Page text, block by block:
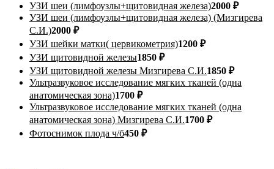
УЗИ шеи (лимфоузлы+щитовидная железа)2000 ₽
УЗИ шеи (лимфоузлы+щитовидная железа) (Мизгирева
С.И.)2000 ₽
УЗИ шейки матки( цервикометрия)1200 ₽
УЗИ щитовидной железы1850 ₽
УЗИ щитовидной железы Мизгирева С.И.1850 ₽
Ультразвуковое исследование мягких тканей (одна
анатомическая зона)1700 ₽
Ультразвуковое исследование мягких тканей (одна
анатомическая зона) Мизгирева С.И.1700 ₽
Фотоснимок плода ч/б450 ₽